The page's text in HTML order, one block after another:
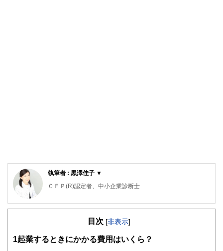
執筆者 : 黒澤佳子 ▼
ＣＦＰ(R)認定者、中小企業診断士
アットハーモニーマネジメントオフィス代表
を経て独立。個別相談、セミナー講師、本やコラムの執筆等
自身の子育て経験を踏まえて、明日の子どもたちが希望を持
目次 [非表示]
1起業するときにかかる費用はいくら？